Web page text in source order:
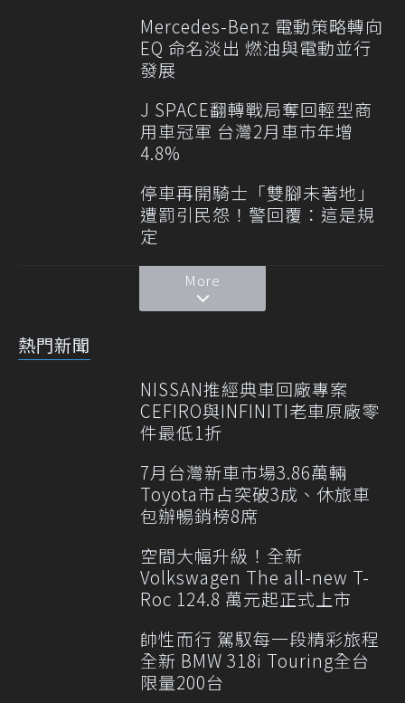
Mercedes-Benz 電動策略轉向
EQ 命名淡出 燃油與電動並行
發展
J SPACE翻轉戰局奪回輕型商
用車冠軍 台灣2月車市年增
4.8%
停車再開騎士「雙腳未著地」
遭罰引民怨！警回覆：這是規
定
More
熱門新聞
NISSAN推經典車回廠專案
CEFIRO與INFINITI老車原廠零
件最低1折
7月台灣新車市場3.86萬輛
Toyota市占突破3成、休旅車
包辦暢銷榜8席
空間大幅升級！全新
Volkswagen The all-new T-
Roc 124.8 萬元起正式上市
帥性而行 駕馭每一段精彩旅程
全新 BMW 318i Touring全台
限量200台